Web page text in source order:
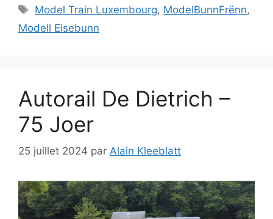
Étiquettes
Model Train Luxembourg, ModelBunnFrënn,
Modell Eisebunn
Autorail De Dietrich –
75 Joer
25 juillet 2024 par Alain Kleeblatt